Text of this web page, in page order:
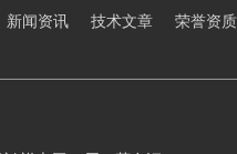
新闻资讯 技术文章 荣誉资质